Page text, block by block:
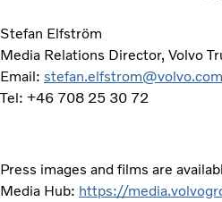
Stefan Elfström
Media Relations Director, Volvo
Email: stefan.elfstrom@volvo.com
Tel: +46 708 25 30 72
Press images and films are
Media Hub: https://